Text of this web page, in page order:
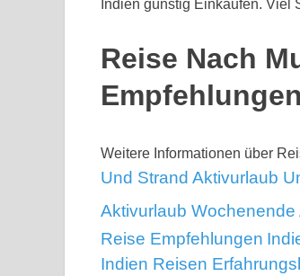
Indien günstig Einkaufen. Viel
Reise Nach
Empfehlungen
Weitere Informationen über
Und Strand Aktivurlaub
Aktivurlaub Wochenende
Reise Empfehlungen
Indien Reisen